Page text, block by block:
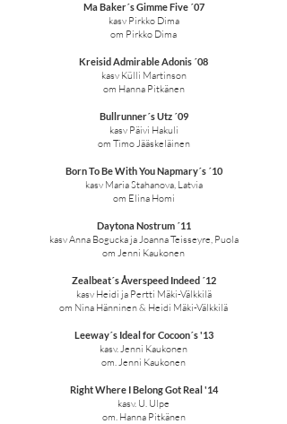
Ma Baker´s Gimme Five ´07
kasv Pirkko Dima
om Pirkko Dima
Kreisid Admirable Adonis ´08
kasv Külli Martinson
om Hanna Pitkänen
Bullrunner´s Utz ´09
kasv Päivi Hakuli
om Timo Jääskeläinen
Born To Be With You Napmary´s ´10
kasv Maria Stahanova, Latvia
om Elina Homi
Daytona Nostrum ´11
kasv Anna Bogucka ja Joanna Teisseyre, Puola
om Jenni Kaukonen
Zealbeat´s Åverspeed Indeed ´12
kasv Heidi ja Pertti Mäki-Välkkilä
om Nina Hänninen & Heidi Mäki-Välkkilä
Leeway´s Ideal for Cocoon´s '13
kasv. Jenni Kaukonen
om. Jenni Kaukonen
Right Where I Belong Got Real '14
kasv. U. Ulpe
om. Hanna Pitkänen